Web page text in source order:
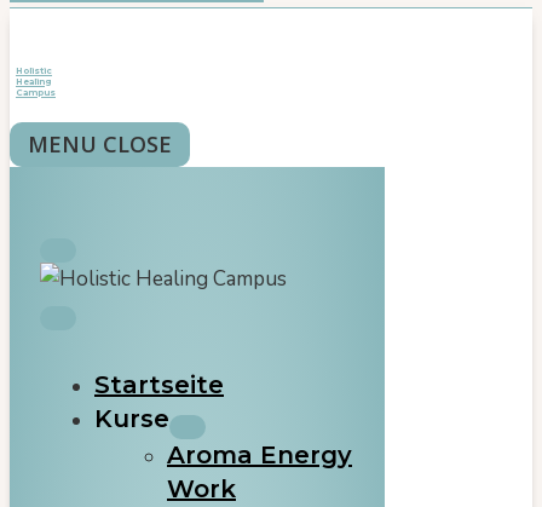
Holistic
Healing
Campus
MENU CLOSE
Startseite
Kurse
Aroma Energy
Work